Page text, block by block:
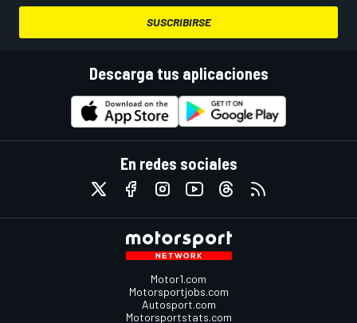
SUSCRIBIRSE
Descarga tus aplicaciones
En redes sociales
Motor1.com
Motorsportjobs.com
Autosport.com
Motorsportstats.com